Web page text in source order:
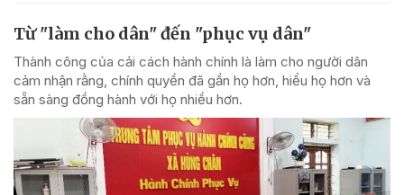
Từ "làm cho dân" đến "phục vụ dân"
Thành công của cải cách hành chính là làm cho người dân
cảm nhận rằng, chính quyền đã gần họ hơn, hiểu họ hơn và
sẵn sàng đồng hành với họ nhiều hơn.